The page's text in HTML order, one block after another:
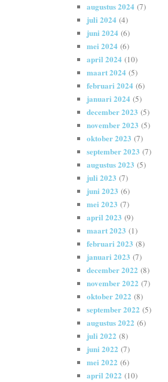
augustus 2024 (7)
juli 2024 (4)
juni 2024 (6)
mei 2024 (6)
april 2024 (10)
maart 2024 (5)
februari 2024 (6)
januari 2024 (5)
december 2023 (5)
november 2023 (5)
oktober 2023 (7)
september 2023 (7)
augustus 2023 (5)
juli 2023 (7)
juni 2023 (6)
mei 2023 (7)
april 2023 (9)
maart 2023 (1)
februari 2023 (8)
januari 2023 (7)
december 2022 (8)
november 2022 (7)
oktober 2022 (8)
september 2022 (5)
augustus 2022 (6)
juli 2022 (8)
juni 2022 (7)
mei 2022 (6)
april 2022 (10)